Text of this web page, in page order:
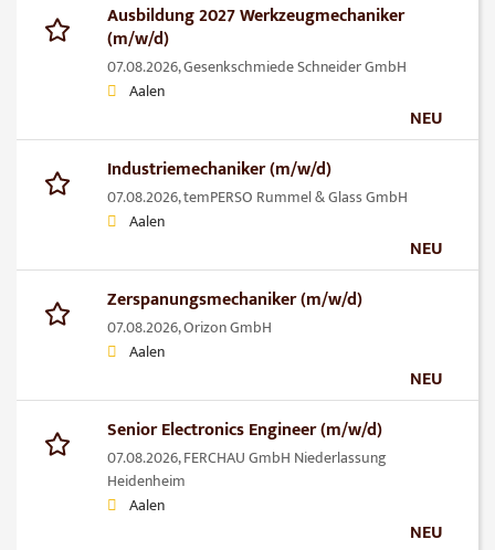
Ausbildung 2027 Werkzeugmechaniker
(m/w/d)
07.08.2026,Gesenkschmiede Schneider GmbH
Aalen
NEU
Industriemechaniker (m/w/d)
07.08.2026,temPERSO Rummel & Glass GmbH
Aalen
NEU
Zerspanungsmechaniker (m/w/d)
07.08.2026,Orizon GmbH
Aalen
NEU
Senior Electronics Engineer (m/w/d)
07.08.2026,FERCHAU GmbH Niederlassung
Heidenheim
Aalen
NEU